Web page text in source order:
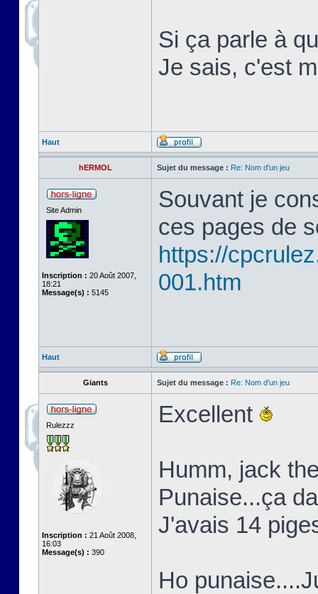
Si ça parle à
Je sais, c'est
Haut
hERMOL Sujet du message : Re: Nom d'un jeu
Site Admin
Inscription : 20 Août 2007,
18:21
Message(s) : 5145
Souvant je
ces pages de
https://
001.htm
Haut
Giants Sujet du message : Re: Nom d'un jeu
Rulezzz
Inscription : 21 Août 2008,
16:03
Message(s) : 390
Excellent
Humm, jack
Punaise...ça
J'avais 14
Ho